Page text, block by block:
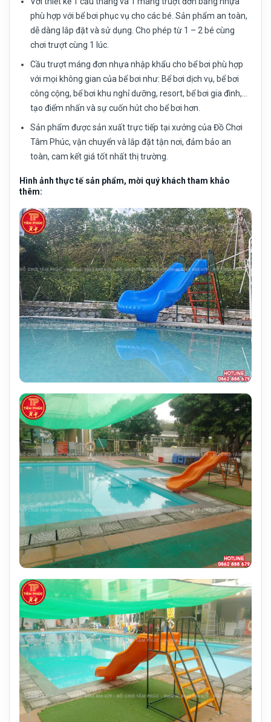
phù hợp với bể bơi phục vụ cho các bé. Sản phẩm an toàn,
dễ dàng lắp đặt và sử dụng. Cho phép từ 1 – 2 bé cùng
chơi trượt cùng 1 lúc.
Cầu trượt máng đơn nhựa nhập khẩu cho bể bơi phù hợp
với mọi không gian của bể bơi như: Bể bơi dịch vụ, bể bơi
công cộng, bể bơi khu nghỉ dưỡng, resort, bể bơi gia đình,…
tạo điểm nhấn và sự cuốn hút cho bể bơi hơn.
Sản phẩm được sản xuất trực tiếp tại xưởng của Đồ Chơi
Tâm Phúc, vận chuyển và lắp đặt tận nơi, đảm bảo an
toàn, cam kết giá tốt nhất thị trường.
Hình ảnh thực tế sản phẩm, mời quý khách tham khảo
thêm: